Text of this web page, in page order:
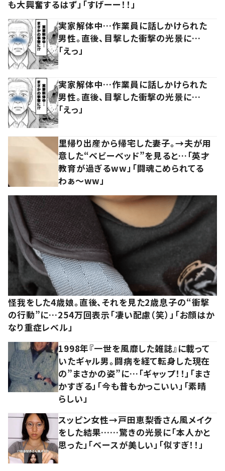
も大興奮するはず」「すげーー！！」
実家解体中…作業員に話しかけられた
男性。直後、目撃した衝撃の光景に…
「えっ」
実家解体中…作業員に話しかけられた
男性。直後、目撃した衝撃の光景に…
「えっ」
里帰り出産から帰宅した妻子。→夫が用
意した“ベビーベッド”を見ると…「英才
教育が過ぎるww」「闘魂こめられてる
わぁ～ww」
怪我をした4歳娘。直後、それを見た2歳息子の“衝撃
の行動”に…254万回表示「凄い配慮（笑）」「お顔はか
なり重症レベル」
1998年『一世を風靡した雑誌』に載って
いたギャル男。闘病を経て転身した現在
の”まさかの姿”に…「ギャップ！！」「まさ
かすぎる」「今も昔もかっこいい」「素晴
らしい」
スッピン女性→戸田恵梨香さん風メイク
をした結果……驚きの光景に「本人かと
思った」「ベースが美しい」「似すぎ！！」